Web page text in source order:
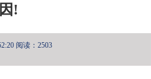
!
阅读：2503